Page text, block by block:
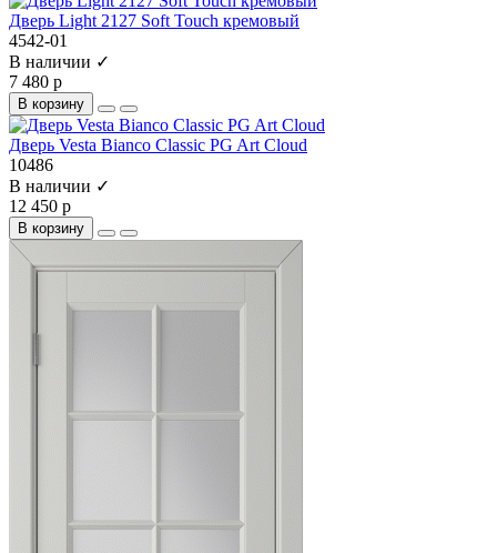
Дверь Light 2127 Soft Touch кремовый
4542-01
В наличии ✓
7 480 р
В корзину
Дверь Vesta Bianco Classic PG Art Cloud
10486
В наличии ✓
12 450 р
В корзину